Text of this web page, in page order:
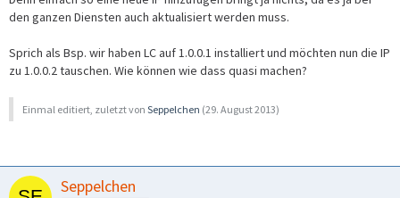
den ganzen Diensten auch aktualisiert werden muss.
Sprich als Bsp. wir haben LC auf 1.0.0.1 installiert und möchten nun die IP
zu 1.0.0.2 tauschen. Wie können wie dass quasi machen?
Einmal editiert, zuletzt von Seppelchen (29. August 2013)
Seppelchen